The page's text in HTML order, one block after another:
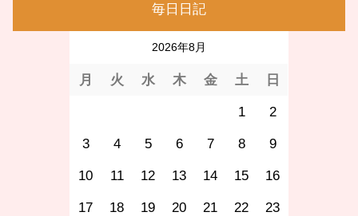
毎日日記
2026年8月
月 火 水 木 金 土 日
1 2
3 4 5 6 7 8 9
10 11 12 13 14 15 16
17 18 19 20 21 22 23